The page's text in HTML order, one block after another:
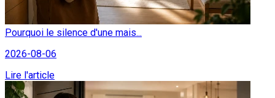
Pourquoi le silence d'une mais...
2026-08-06
Lire l'article